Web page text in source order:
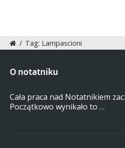
/ Tag: Lampascioni
O notatniku
Cała praca nad Notatnikiem
Początkowo wynikało to …